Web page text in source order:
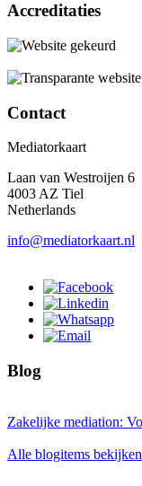
Accreditaties
Contact
Mediatorkaart
Laan van Westroijen 6
4003 AZ Tiel
Netherlands
info@mediatorkaart.nl
Blog
Zakelijke mediation:
Alle blogitems bekijken